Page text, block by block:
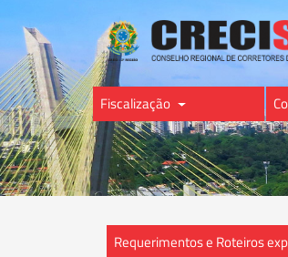
Fiscalização
Requerimentos e Roteiros